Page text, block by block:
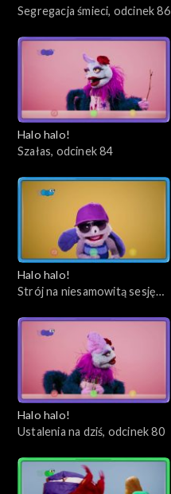
Segregacja śmieci, odcinek 86
Halo halo!
Szałas, odcinek 84
Halo halo!
Strój na niesamowitą sesję
Halo halo!
Ustalenia na dziś, odcinek 80